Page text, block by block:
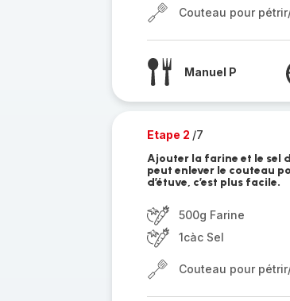
Couteau pour
Manuel P
Etape 2 /7
Ajouter la farine et le sel
peut enlever le couteau
d’étuve, c’est plus facile.
500g Farine
1càc Sel
Couteau pour